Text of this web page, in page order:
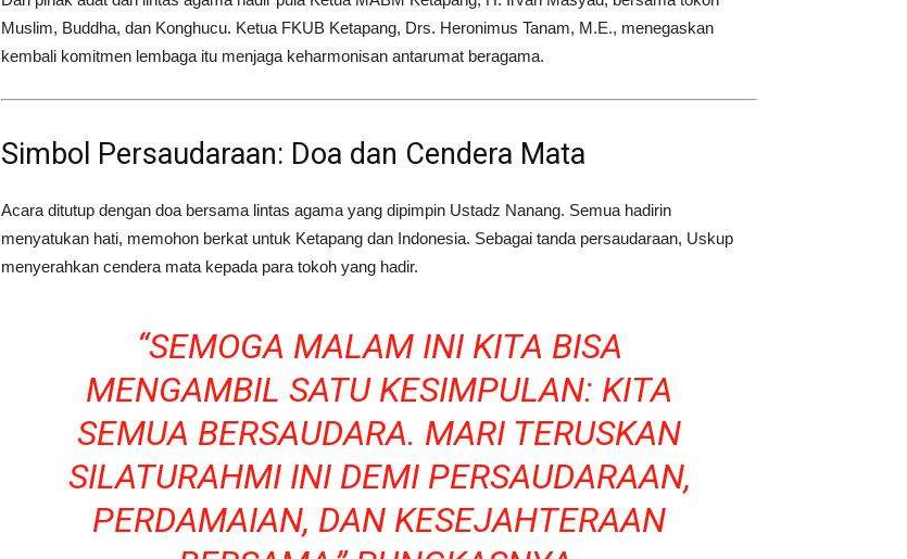
Muslim, Buddha, dan Konghucu. Ketua FKUB Ketapang, Drs. Heronimus Tanam, M.E., menegaskan
kembali komitmen lembaga itu menjaga keharmonisan antarumat beragama.
Simbol Persaudaraan: Doa dan Cendera Mata
Acara ditutup dengan doa bersama lintas agama yang dipimpin Ustadz Nanang. Semua hadirin
menyatukan hati, memohon berkat untuk Ketapang dan Indonesia. Sebagai tanda persaudaraan, Uskup
menyerahkan cendera mata kepada para tokoh yang hadir.
“SEMOGA MALAM INI KITA BISA
MENGAMBIL SATU KESIMPULAN: KITA
SEMUA BERSAUDARA. MARI TERUSKAN
SILATURAHMI INI DEMI PERSAUDARAAN,
PERDAMAIAN, DAN KESEJAHTERAAN